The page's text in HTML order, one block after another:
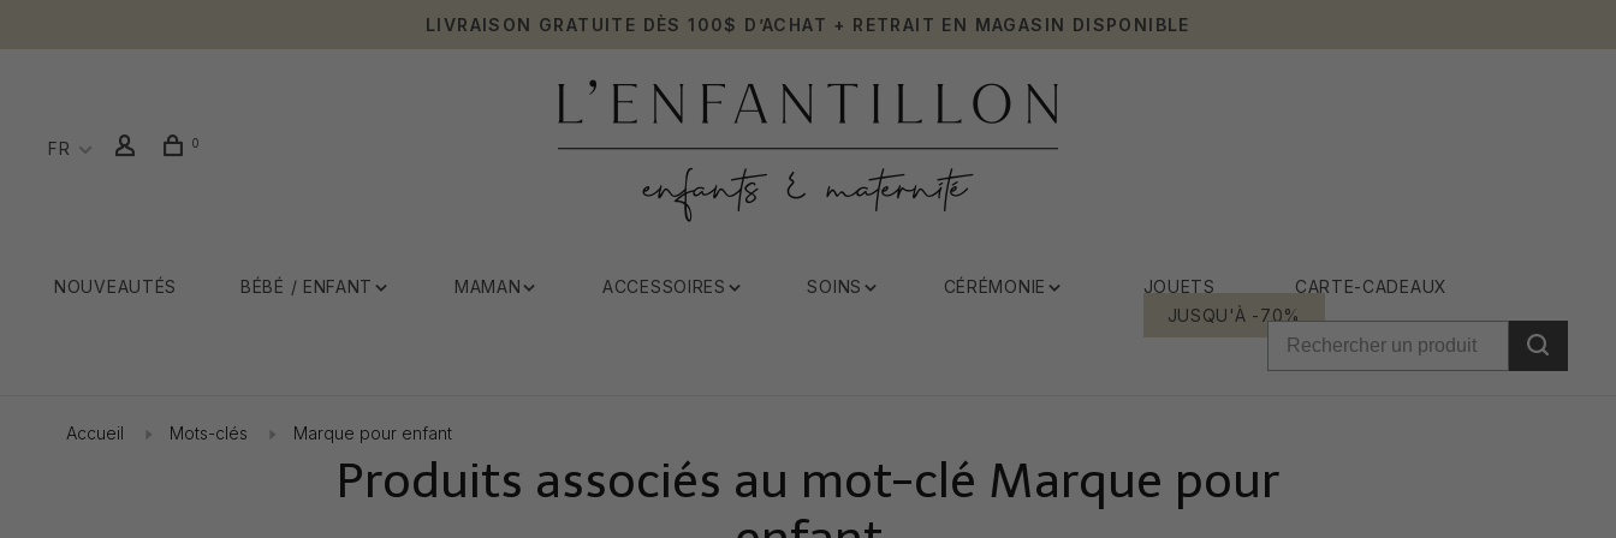
LIVRAISON GRATUITE DÈS 100$ D’ACHAT + RETRAIT EN MAGASIN DISPONIBLE
FR 0
NOUVEAUTÉS BÉBÉ / ENFANT MAMAN ACCESSOIRES SOINS CÉRÉMONIE JOUETS
CARTE-CADEAUX
JUSQU'À -70%
Accueil Mots-clés Marque pour enfant
Produits associés au mot-clé Marque pour